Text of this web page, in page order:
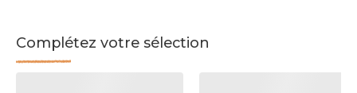
Complétez votre sélection